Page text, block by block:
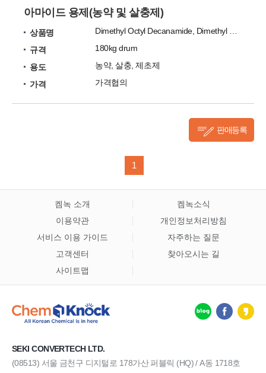
아마이드 용제(농약 및 살충제)
상품명
규격
180kg drum
용도
농약, 살충, 제초제
가격
가격협의
판매등록
1
켐녹 소개
켐녹소식
이용약관
개인정보처리방침
서비스 이용 가이드
자주하는 질문
고객센터
찾아오시는 길
사이트맵
SEKI CONVERTECH LTD.
(08513) 서울 금천구 디지털로 178가산 퍼블릭 (HQ) / A동 1718호